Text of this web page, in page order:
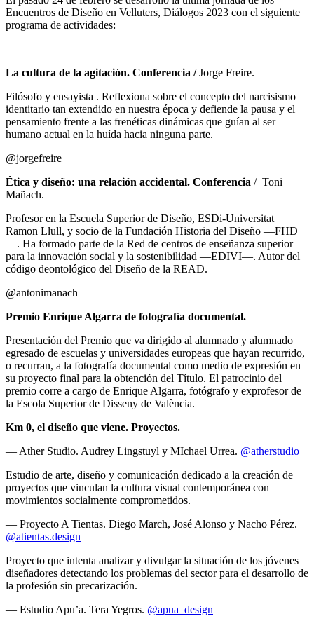
Encuentros de Diseño en Velluters, Diálogos 2023 con el siguiente
programa de actividades:
La cultura de la agitación. Conferencia /Jorge Freire.
Filósofo y ensayista . Reflexiona sobre el concepto del narcisismo
identitario tan extendido en nuestra época y defiende la pausa y el
pensamiento frente a las frenéticas dinámicas que guían al ser
humano actual en la huída hacia ninguna parte.
@jorgefreire_
Ética y diseño: una relación accidental. Conferencia / Toni
Mañach.
Profesor en la Escuela Superior de Diseño, ESDi-Universitat
Ramon Llull, y socio de la Fundación Historia del Diseño —FHD
—. Ha formado parte de la Red de centros de enseñanza superior
para la innovación social y la sostenibilidad —EDIVI—. Autor del
código deontológico del Diseño de la READ.
@antonimanach
Premio Enrique Algarra de fotografía documental.
Presentación del Premio que va dirigido al alumnado y alumnado
egresado de escuelas y universidades europeas que hayan recurrido,
o recurran, a la fotografía documental como medio de expresión en
su proyecto final para la obtención del Título. El patrocinio del
premio corre a cargo de Enrique Algarra, fotógrafo y exprofesor de
la Escola Superior de Disseny de València.
Km 0, el diseño que viene. Proyectos.
— Ather Studio. Audrey Lingstuyl y MIchael Urrea. @atherstudio
Estudio de arte, diseño y comunicación dedicado a la creación de
proyectos que vinculan la cultura visual contemporánea con
movimientos socialmente comprometidos.
— Proyecto A Tientas. Diego March, José Alonso y Nacho Pérez.
@atientas.design
Proyecto que intenta analizar y divulgar la situación de los jóvenes
diseñadores detectando los problemas del sector para el desarrollo de
la profesión sin precarización.
— Estudio Apu’a. Tera Yegros. @apua_design